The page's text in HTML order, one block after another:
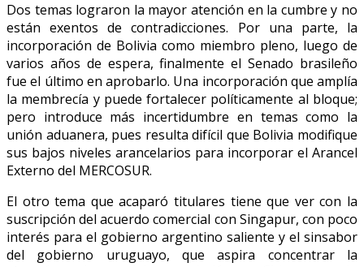
Dos temas lograron la mayor atención en la cumbre y no
están exentos de contradicciones. Por una parte, la
incorporación de Bolivia como miembro pleno, luego de
varios años de espera, finalmente el Senado brasileño
fue el último en aprobarlo. Una incorporación que amplía
la membrecía y puede fortalecer políticamente al bloque;
pero introduce más incertidumbre en temas como la
unión aduanera, pues resulta difícil que Bolivia modifique
sus bajos niveles arancelarios para incorporar el Arancel
Externo del MERCOSUR.
El otro tema que acaparó titulares tiene que ver con la
suscripción del acuerdo comercial con Singapur, con poco
interés para el gobierno argentino saliente y el sinsabor
del gobierno uruguayo, que aspira concentrar la